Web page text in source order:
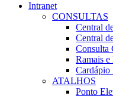
Intranet
CONSULTAS
Central
Central
Consulta
Ramais
Cardápio
ATALHOS
Ponto